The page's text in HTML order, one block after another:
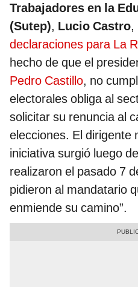
Trabajadores en la
(Sutep), Lucio Castro,
declaraciones para La
hecho de que el
Pedro Castillo, no
electorales obliga al
solicitar su renuncia al
elecciones. El dirigente
iniciativa surgió luego
realizaron el pasado 7
pidieron al mandatario
enmiende su camino”.